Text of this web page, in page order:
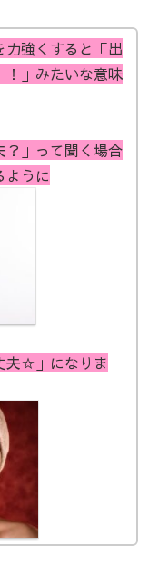
力強くすると「出
！」みたいな意味
？」って聞く場合
ように
夫☆」になりま